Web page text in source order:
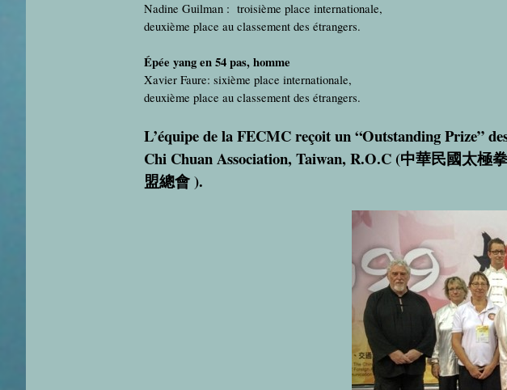
Nadine Guilman : troisième place internationale,
deuxième place au classement des étrangers.
Épée yang en 54 pas, homme
Xavier Faure: sixième place internationale,
deuxième place au classement des étrangers.
L’équipe de la FECMC reçoit un “Outstanding Prize”
Chi Chuan Association, Taiwan, R.O.C (中華民國太極
盟總會).